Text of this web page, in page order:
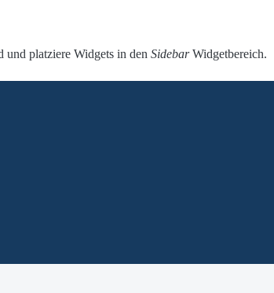
und platziere Widgets in den SidebarWidgetbereich.